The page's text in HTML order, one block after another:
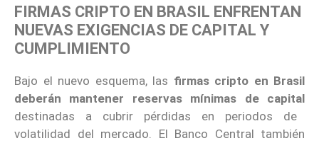
FIRMAS CRIPTO EN BRASIL ENFRENTAN
NUEVAS EXIGENCIAS DE CAPITAL Y
CUMPLIMIENTO
Bajo el nuevo esquema, las firmas cripto en Brasil
deberán mantener reservas mínimas de capital
destinadas a cubrir pérdidas en periodos de
volatilidad del mercado. El Banco Central también